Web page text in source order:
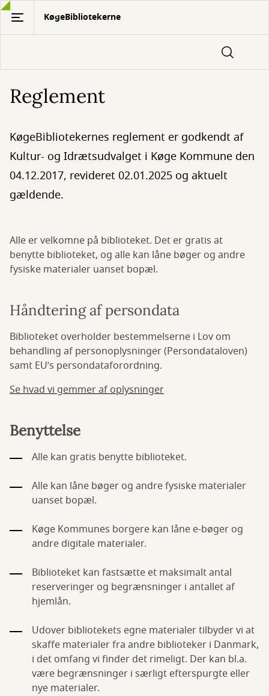
Gå
hovedindhold
KøgeBibliotekerne
Reglement
KøgeBibliotekernes reglement er godkendt af
Kultur- og Idrætsudvalget i Køge Kommune den
04.12.2017, revideret 02.01.2025 og aktuelt
gældende.
Alle er velkomne på biblioteket. Det er gratis at
benytte biblioteket, og alle kan låne bøger og andre
fysiske materialer uanset bopæl.
Håndtering af persondata
Biblioteket overholder bestemmelserne i Lov om
behandling af personoplysninger (Persondataloven)
samt EU’s persondataforordning.
Se hvad vi gemmer af oplysninger
Benyttelse
Alle kan gratis benytte biblioteket.
Alle kan låne bøger og andre fysiske materialer
uanset bopæl.
Køge Kommunes borgere kan låne e-bøger og
andre digitale materialer.
Biblioteket kan fastsætte et maksimalt antal
reserveringer og begrænsninger i antallet af
hjemlån.
Udover bibliotekets egne materialer tilbyder vi at
skaffe materialer fra andre biblioteker i Danmark,
i det omfang vi finder det rimeligt. Der kan bl.a.
være begrænsninger i særligt efterspurgte eller
nye materialer.